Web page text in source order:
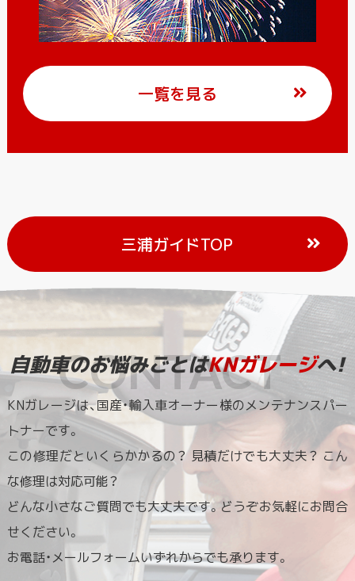
一覧を見る
三浦ガイドTOP
自動車のお悩みごとはKNガレージへ!
KNガレージは、国産・輸入車オーナー様のメンテナンスパー
トナーです。
この修理だといくらかかるの？ 見積だけでも大丈夫？ こん
な修理は対応可能？
どんな小さなご質問でも大丈夫です。どうぞお気軽にお問合
せください。
お電話・メールフォームいずれからでも承ります。